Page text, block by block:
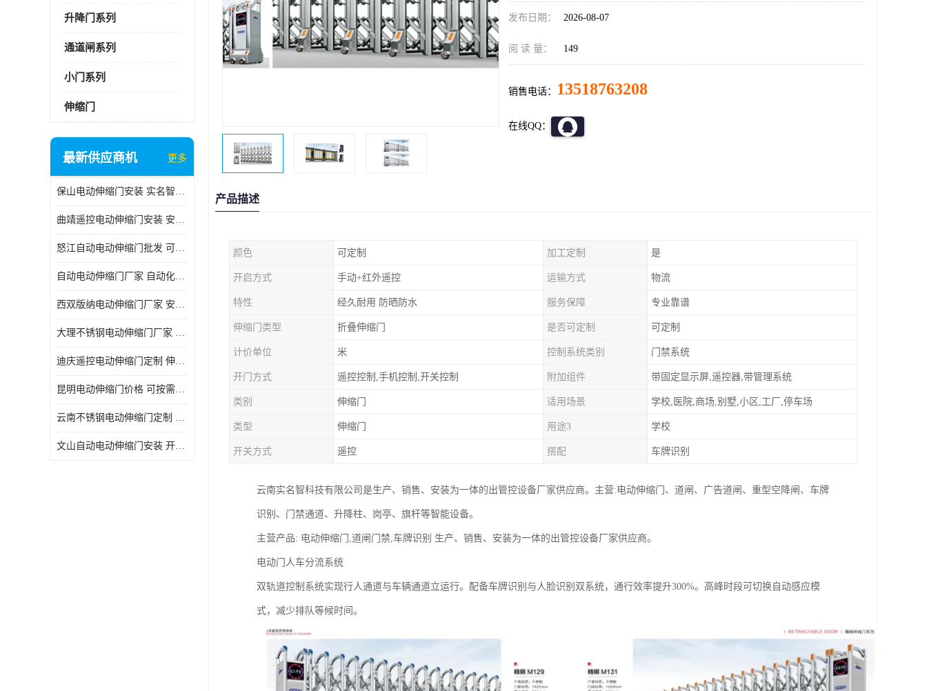
升降门系列
通道闸系列
小门系列
伸缩门
最新供应商机 更多
保山电动伸缩门安装 实名智科技 安全性高
曲靖遥控电动伸缩门安装 安全性高
怒江自动电动伸缩门批发 可按需定制
自动电动伸缩门厂家 自动化操作
西双版纳电动伸缩门厂家 安全性高
大理不锈钢电动伸缩门厂家 适合狭窄通道
迪庆遥控电动伸缩门定制 伸缩结构设计
昆明电动伸缩门价格 可按需定制
云南不锈钢电动伸缩门定制 自动化操作
文山自动电动伸缩门安装 开启后占用空间小
发布日期： 2026-08-07
阅 读 量： 149
销售电话： 13518763208
在线QQ：
产品描述
颜色 可定制 加工定制 是
开启方式 手动+红外遥控 运输方式 物流
特性 经久耐用 防晒防水 服务保障 专业靠谱
伸缩门类型 折叠伸缩门 是否可定制 可定制
计价单位 米 控制系统类别 门禁系统
开门方式 遥控控制,手机控制,开关控制 附加组件 带固定显示屏,遥控器,带管理系统
类别 伸缩门 适用场景 学校,医院,商场,别墅,小区,工厂,停车场
类型 伸缩门 用途3 学校
开关方式 遥控 搭配 车牌识别
云南实名智科技有限公司是生产、销售、安装为一体的出管控设备厂家供应商。主营:电动伸缩门、道闸、广告道闸、重型空降闸、车牌
识别、门禁通道、升降柱、岗亭、旗杆等智能设备。
主营产品: 电动伸缩门,道闸门禁,车牌识别 生产、销售、安装为一体的出管控设备厂家供应商。
电动门人车分流系统‌
双轨道控制系统实现行人通道与车辆通道立运行。配备车牌识别与人脸识别双系统，通行效率提升300%。高峰时段可切换自动感应模
式，减少排队等候时间。